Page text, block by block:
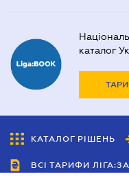
каталог
КАТАЛОГ РІШЕНЬ
ВСІ ТАРИФИ